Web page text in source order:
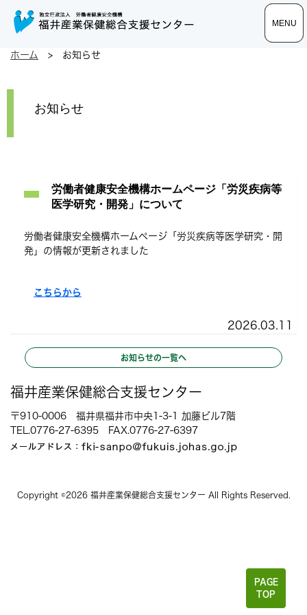
toggle
toggle
MENU
toggle
MENU
ホーム > お知らせ
お知らせ
労働者健康安全機構ホームページ「労災疾病等
医学研究・開発」について
労働者健康安全機構ホームページ「労災疾病等医学研究・開
発」の情報が更新されました
こちらから
2026.03.11
お知らせの一覧へ
PAGE
TOP
福井産業保健総合支援センター
〒910-0006 福井県福井市中央1-3-1 加藤ビル7階
TEL.0776-27-6395 FAX.0776-27-6397
Copyright ©2026 福井産業保健総合支援センター All Rights Reserved.